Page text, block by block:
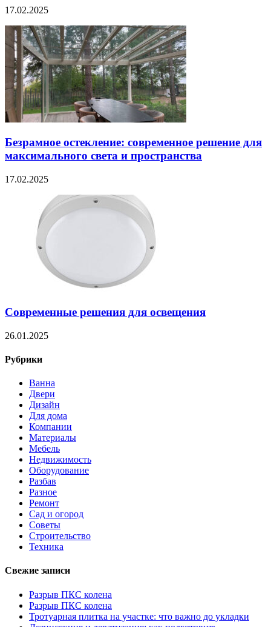
17.02.2025
Безрамное остекление: современное решение для
максимального света и пространства
17.02.2025
Современные решения для освещения
26.01.2025
Рубрики
Ванна
Двери
Дизайн
Для дома
Компании
Материалы
Мебель
Недвижимость
Оборудование
Разбав
Разное
Ремонт
Сад и огород
Советы
Строительство
Техника
Свежие записи
Разрыв ПКС колена
Разрыв ПКС колена
Тротуарная плитка на участке: что важно до укладки